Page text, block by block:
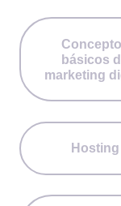
básicos
marketing
Hosting